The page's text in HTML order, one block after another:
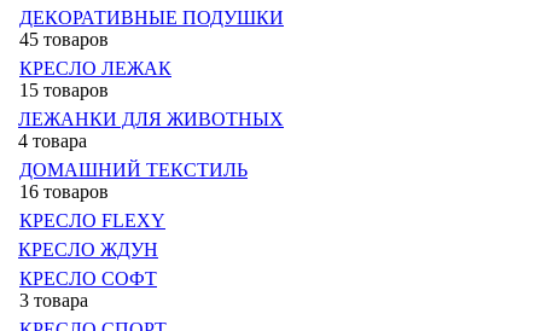
ДЕКОРАТИВНЫЕ ПОДУШКИ
45 товаров
КРЕСЛО ЛЕЖАК
15 товаров
ЛЕЖАНКИ ДЛЯ ЖИВОТНЫХ
4 товара
ДОМАШНИЙ ТЕКСТИЛЬ
16 товаров
КРЕСЛО FLEXY
КРЕСЛО ЖДУН
КРЕСЛО СОФТ
3 товара